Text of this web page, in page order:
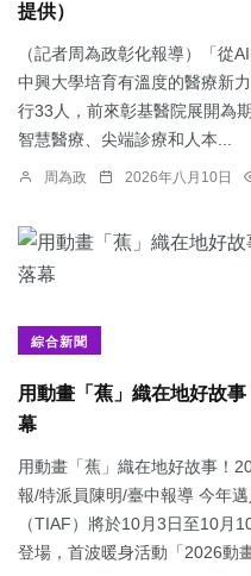
提供）
（記者周為政彰化報導）「從
中興大學培育有溫度的醫療新
行33人，前來彰基醫院展開為
智慧醫療、尖端診療和人本...
周為政 2026年八月10日
綜合新聞
用動畫「蕉」織在地好故
幕
用動畫「蕉」織在地好故事！
報/特派員陳明/臺中報導 今年
（TIAF）將於10月3日至10月
登場，首波暖身活動「2026動